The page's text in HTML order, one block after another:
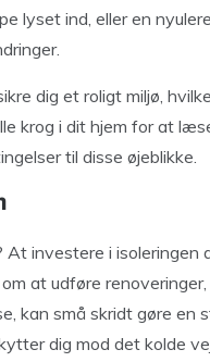
lyset ind, eller en
dig et roligt miljø,
krog i dit hjem for at
til disse øjeblikke.
investere i isoleringen
at udføre
kan små skridt gøre en
dig mod det kolde